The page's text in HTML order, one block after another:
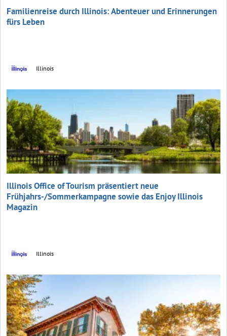
Familienreise durch Illinois: Abenteuer und Erinnerungen
fürs Leben
Illinois
Illinois Office of Tourism präsentiert neue
Frühjahrs-/Sommerkampagne sowie das Enjoy Illinois
Magazin
Illinois